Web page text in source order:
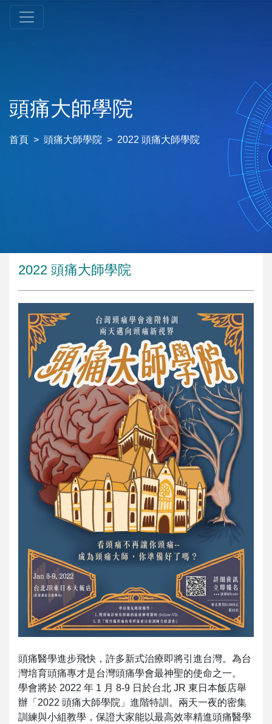
頭痛大師學院
首頁 頭痛大師學院 2022 頭痛大師學院
2022 頭痛大師學院
頭痛醫學進步飛快，許多新式治療即將引進台灣。為台
灣培育頭痛專才是台灣頭痛學會最神聖的使命之一。
學會將於 2022 年 1 月 8-9 日於台北 JR 東日本飯店舉
辦「2022 頭痛大師學院」進階特訓。兩天一夜的密集
訓練與小組教學，保證大家能以最高效率精進頭痛醫學